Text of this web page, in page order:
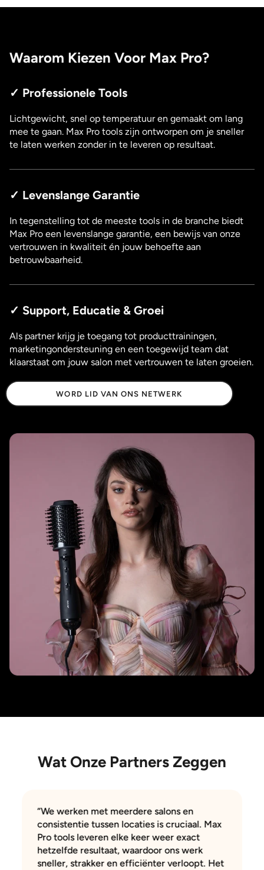
Waarom Kiezen Voor Max Pro?
✓ Professionele Tools
Lichtgewicht, snel op temperatuur en gemaakt om lang
mee te gaan. Max Pro tools zijn ontworpen om je sneller
te laten werken zonder in te leveren op resultaat.
✓ Levenslange Garantie
In tegenstelling tot de meeste tools in de branche biedt
Max Pro een levenslange garantie, een bewijs van onze
vertrouwen in kwaliteit én jouw behoefte aan
betrouwbaarheid.
✓ Support, Educatie & Groei
Als partner krijg je toegang tot producttrainingen,
marketingondersteuning en een toegewijd team dat
klaarstaat om jouw salon met vertrouwen te laten groeien.
WORD LID VAN ONS NETWERK
Wat Onze Partners Zeggen
“We werken met meerdere salons en
consistentie tussen locaties is cruciaal. Max
Pro tools leveren elke keer weer exact
hetzelfde resultaat, waardoor ons werk
sneller, strakker en efficiënter verloopt. Het